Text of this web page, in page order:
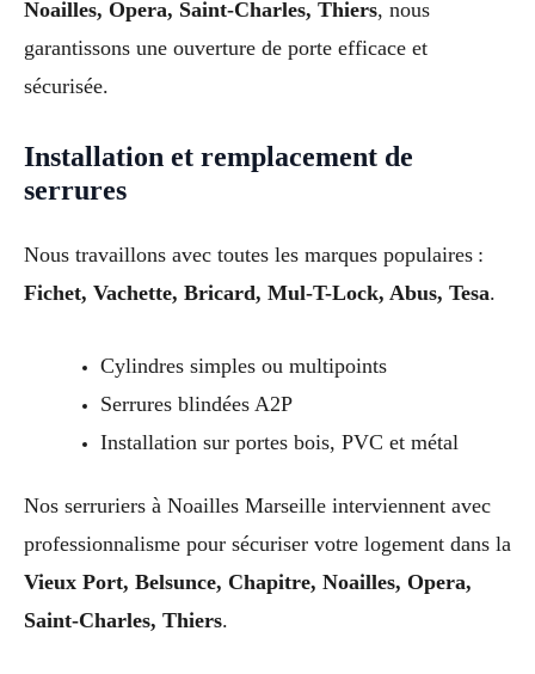
Noailles, Opera, Saint-Charles, Thiers, nous
garantissons une ouverture de porte efficace et
sécurisée.
Installation et remplacement de
serrures
Nous travaillons avec toutes les marques populaires :
Fichet, Vachette, Bricard, Mul-T-Lock, Abus, Tesa.
Cylindres simples ou multipoints
Serrures blindées A2P
Installation sur portes bois, PVC et métal
Nos serruriers à Noailles Marseille interviennent avec
professionnalisme pour sécuriser votre logement dans la
Vieux Port, Belsunce, Chapitre, Noailles, Opera,
Saint-Charles, Thiers.